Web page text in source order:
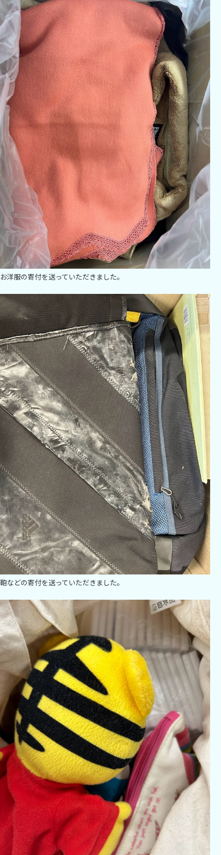
お洋服の寄付を送っていただきました。
鞄などの寄付を送っていただきました。